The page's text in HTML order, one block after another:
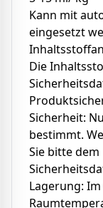
Kann mit
eingesetzt
Die
Sicherheit:
bestimmt.
Sie bitte dem
Lagerung: